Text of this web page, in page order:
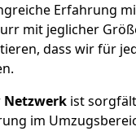
Erfahrung
mit jeglicher
dass wir für
Netzwerk ist
im